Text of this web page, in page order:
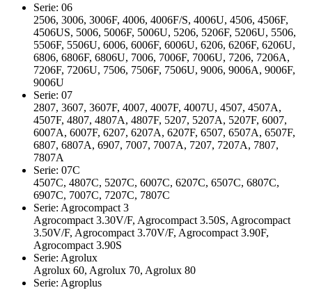
Serie: 06
2506, 3006, 3006F, 4006, 4006F/S, 4006U, 4506, 4506F,
4506US, 5006, 5006F, 5006U, 5206, 5206F, 5206U, 5506,
5506F, 5506U, 6006, 6006F, 6006U, 6206, 6206F, 6206U,
6806, 6806F, 6806U, 7006, 7006F, 7006U, 7206, 7206A,
7206F, 7206U, 7506, 7506F, 7506U, 9006, 9006A, 9006F,
9006U
Serie: 07
2807, 3607, 3607F, 4007, 4007F, 4007U, 4507, 4507A,
4507F, 4807, 4807A, 4807F, 5207, 5207A, 5207F, 6007,
6007A, 6007F, 6207, 6207A, 6207F, 6507, 6507A, 6507F,
6807, 6807A, 6907, 7007, 7007A, 7207, 7207A, 7807,
7807A
Serie: 07C
4507C, 4807C, 5207C, 6007C, 6207C, 6507C, 6807C,
6907C, 7007C, 7207C, 7807C
Serie: Agrocompact 3
Agrocompact 3.30V/F, Agrocompact 3.50S, Agrocompact
3.50V/F, Agrocompact 3.70V/F, Agrocompact 3.90F,
Agrocompact 3.90S
Serie: Agrolux
Agrolux 60, Agrolux 70, Agrolux 80
Serie: Agroplus